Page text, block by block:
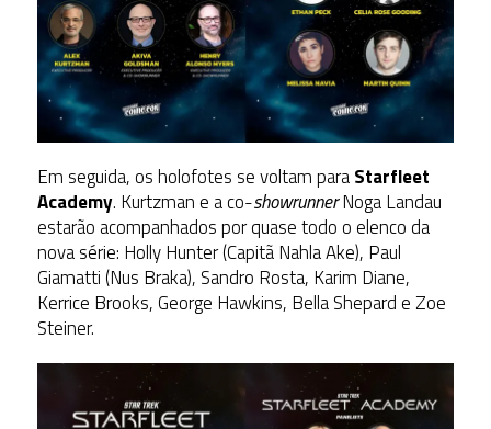
Em seguida, os holofotes se voltam paraStarfleet
Academy. Kurtzman e a co-showrunnerNoga Landau
estarão acompanhados por quase todo o elenco da
nova série: Holly Hunter (Capitã Nahla Ake), Paul
Giamatti (Nus Braka), Sandro Rosta, Karim Diane,
Kerrice Brooks, George Hawkins, Bella Shepard e Zoe
Steiner.